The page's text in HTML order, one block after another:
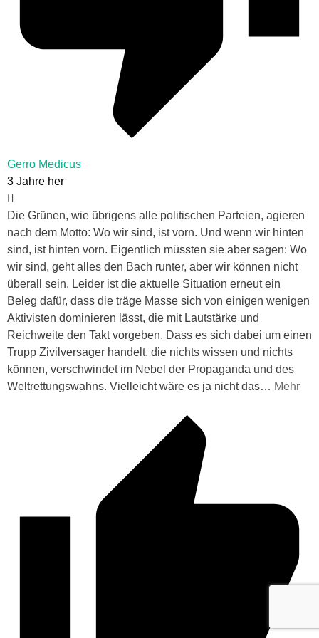
Gerro Medicus
3 Jahre her
Die Grünen, wie übrigens alle politischen Parteien, agieren
nach dem Motto: Wo wir sind, ist vorn. Und wenn wir hinten
sind, ist hinten vorn. Eigentlich müssten sie aber sagen: Wo
wir sind, geht alles den Bach runter, aber wir können nicht
überall sein. Leider ist die aktuelle Situation erneut ein
Beleg dafür, dass die träge Masse sich von einigen wenigen
Aktivisten dominieren lässt, die mit Lautstärke und
Reichweite den Takt vorgeben. Dass es sich dabei um einen
Trupp Zivilversager handelt, die nichts wissen und nichts
können, verschwindet im Nebel der Propaganda und des
Weltrettungswahns. Vielleicht wäre es ja nicht das… Mehr